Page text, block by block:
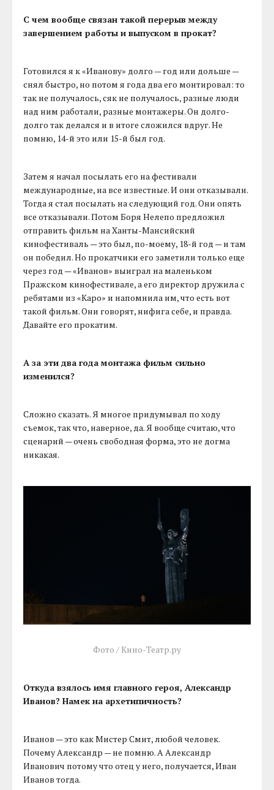
С чем вообще связан такой перерыв между
завершением работы и выпуском в прокат?
Готовился я к «Иванову» долго — год или дольше —
снял быстро, но потом я года два его монтировал: то
так не получалось, сяк не получалось, разные люди
над ним работали, разные монтажеры. Он долго-
долго так делался и в итоге сложился вдруг. Не
помню, 14-й это или 15-й был год.
Затем я начал посылать его на фестивали
международные, на все известные. И они отказывали.
Тогда я стал посылать на следующий год. Они опять
все отказывали. Потом Боря Нелепо предложил
отправить фильм на Ханты-Мансийский
кинофестиваль — это был, по-моему, 18-й год — и там
он победил. Но прокатчики его заметили только еще
через год — «Иванов» выиграл на маленьком
Пражском кинофестивале, а его директор дружила с
ребятами из «Каро» и напомнила им, что есть вот
такой фильм. Они говорят, нифига себе, и правда.
Давайте его прокатим.
А за эти два года монтажа фильм сильно
изменился?
Сложно сказать. Я многое придумывал по ходу
съемок, так что, наверное, да. Я вообще считаю, что
сценарий — очень свободная форма, это не догма
никакая.
Фото / Кино-Театр.ру
Откуда взялось имя главного героя, Александр
Иванов? Намек на архетипичность?
Иванов — это как Мистер Смит, любой человек.
Почему Александр — не помню. А Александр
Иванович потому что отец у него, получается, Иван
Иванов тогда.